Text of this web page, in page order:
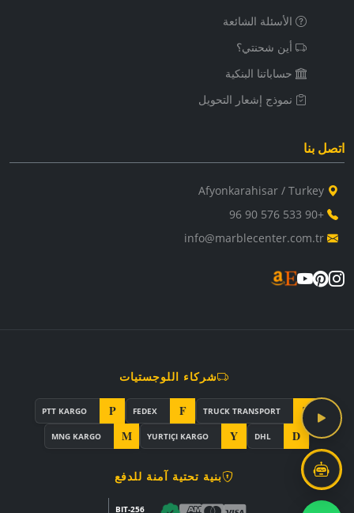
الأسئلة الشائعة
أين شحنتي؟
حساباتنا البنكية
نموذج إشعار التحويل
اتصل بنا
+90 533 576 90 96
شركاء اللوجستيات
T
TRUCK TRANSPORT
F
FEDEX
P
PTT KARGO
D
DHL
Y
YURTIÇI KARGO
M
MNG KARGO
بنية تحتية آمنة للدفع
256-BIT